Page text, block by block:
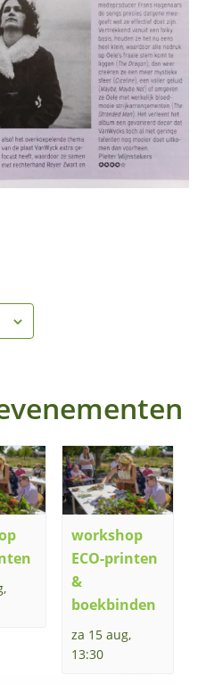
workshop
ECO-printen
&
boekbinden
za 15 aug,
13:30